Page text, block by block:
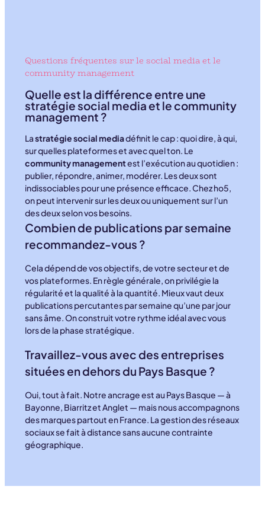
Questions fréquentes sur le social media et le
community management
Quelle est la différence entre une
stratégie social media et le community
management ?
Lastratégie social mediadéfinit le cap : quoi dire, à qui,
sur quelles plateformes et avec quel ton. Le
community managementest l’exécution au quotidien :
publier, répondre, animer, modérer. Les deux sont
indissociables pour une présence efficace. Chez ho5,
on peut intervenir sur les deux ou uniquement sur l’un
des deux selon vos besoins.
Combien de publications par semaine
recommandez-vous ?
Cela dépend de vos objectifs, de votre secteur et de
vos plateformes. En règle générale, on privilégie la
régularité et la qualité à la quantité. Mieux vaut deux
publications percutantes par semaine qu’une par jour
sans âme. On construit votre rythme idéal avec vous
lors de la phase stratégique.
Travaillez-vous avec des entreprises
situées en dehors du Pays Basque ?
Oui, tout à fait. Notre ancrage est au Pays Basque — à
Bayonne, Biarritz et Anglet — mais nous accompagnons
des marques partout en France. La gestion des réseaux
sociaux se fait à distance sans aucune contrainte
géographique.